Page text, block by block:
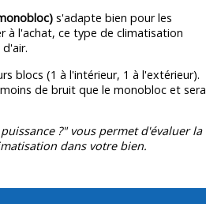
s'adapte bien pour les
à l'achat, ce type de climatisation
blocs (1 à l'intérieur, 1 à l'extérieur).
de bruit que le monobloc et sera
?" vous permet d'évaluer la
dans votre bien.